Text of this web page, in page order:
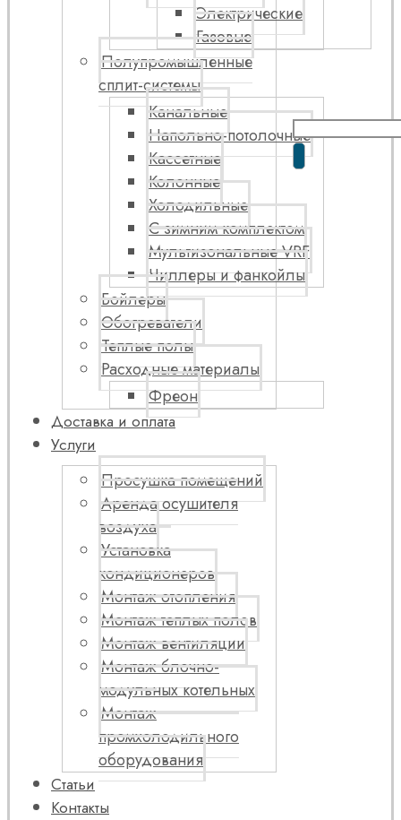
Электрические
Газовые
Полупромышленные
сплит-системы
Канальные
Напольно-потолочные
Кассетные
Колонные
Холодильные
С зимним комплектом
Мультизональные VRF
Чиллеры и фанкойлы
Бойлеры
Обогреватели
Теплые полы
Расходные материалы
Фреон
Доставка и оплата
Услуги
Просушка помещений
Аренда осушителя
воздуха
Установка
кондиционеров
Монтаж отопления
Монтаж теплых полов
Монтаж вентиляции
Монтаж блочно-
модульных котельных
Монтаж
промхолодильного
оборудования
Статьи
Контакты